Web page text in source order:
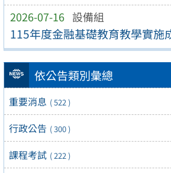
2026-07-16 設備組
115年度金融基礎教育教學實施
依公告類別彙總
重要消息 ( 522 )
行政公告 ( 300 )
課程考試 ( 222 )